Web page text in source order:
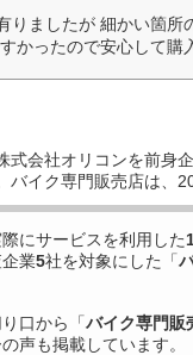
りましたが 細かい箇所
かったので安心して購
式会社オリコンを前身
バイク専門販売店は、
にサービスを利用した
業5社を対象にした「
口から「バイク専門販
声も掲載しています。